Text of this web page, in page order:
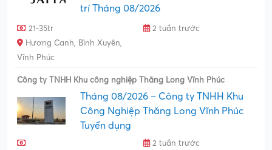
trí Tháng 08/2026
21-35tr
2 tuần trước
Hương Canh, Bình Xuyên,
Vĩnh Phúc
Công ty TNHH Khu công nghiệp Thăng Long Vĩnh Phúc
Tháng 08/2026 – Công ty TNHH Khu
Công Nghiệp Thăng Long Vĩnh Phúc
Tuyển dụng
2 tuần trước